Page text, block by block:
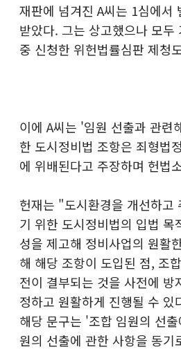
재판에 넘겨진 A씨는 1심에서
받았다. 그는 상고했으나 모두
중 신청한 위헌법률심판 제청
이에 A씨는 '임원 선출과 관련
한 도시정비법 조항은 죄형법
에 위배된다고 주장하며 헌법
헌재는 "도시환경을 개선하고
기 위한 도시정비법의 입법 목
성을 제고해 정비사업의 원활
해 해당 조항이 도입된 점, 조
전이 결부되는 것을 사전에 방
정하고 원활하게 진행될 수 있
해당 문구는 '조합 임원의 선
원의 선출에 관한 사항을 동기